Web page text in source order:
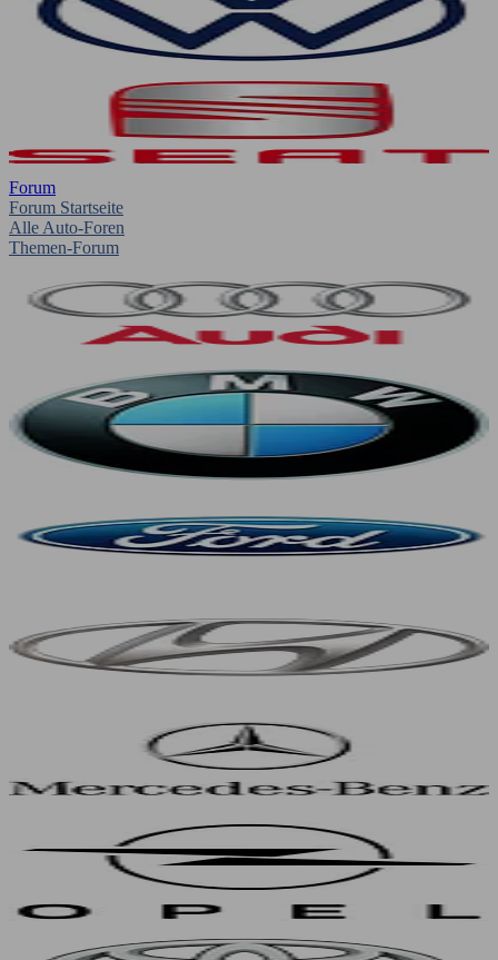
Forum
Forum Startseite
Alle Auto-Foren
Themen-Forum